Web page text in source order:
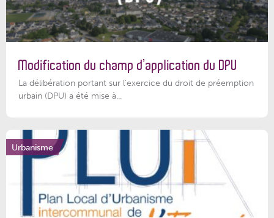
Modification du champ d’application du DPU
La délibération portant sur l’exercice du droit de préemption
urbain (DPU) a été mise à...
Urbanisme